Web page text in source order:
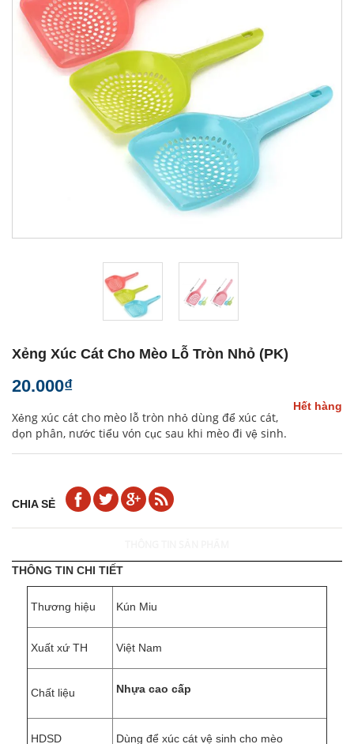
Xẻng Xúc Cát Cho Mèo Lỗ Tròn Nhỏ (PK)
20.000₫
Hết hàng
Xẻng xúc cát cho mèo lỗ tròn nhỏ dùng để xúc cát,
dọn phân, nước tiểu vón cục sau khi mèo đi vệ sinh.
CHIA SẺ
THÔNG TIN CHI TIẾT
Thương hiệu Kún Miu
Xuất xứ TH Việt Nam
Chất liệu Nhựa cao cấp
HDSD Dùng để xúc cát vệ sinh cho mèo